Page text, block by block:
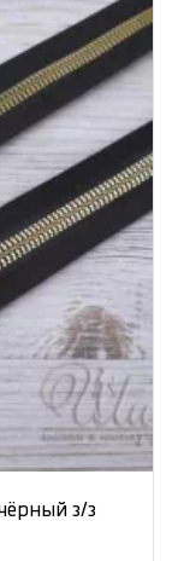
з/з